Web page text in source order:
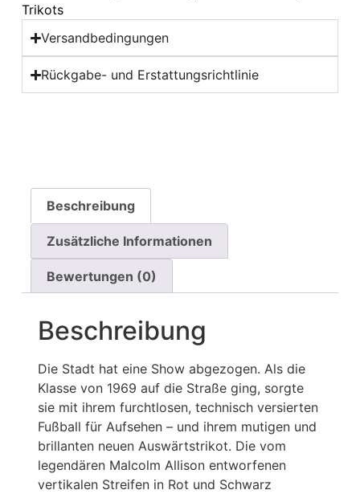
Trikots
Versandbedingungen
Rückgabe- und Erstattungsrichtlinie
Beschreibung
Zusätzliche Informationen
Bewertungen (0)
Beschreibung
Die Stadt hat eine Show abgezogen. Als die
Klasse von 1969 auf die Straße ging, sorgte
sie mit ihrem furchtlosen, technisch versierten
Fußball für Aufsehen – und ihrem mutigen und
brillanten neuen Auswärtstrikot. Die vom
legendären Malcolm Allison entworfenen
vertikalen Streifen in Rot und Schwarz